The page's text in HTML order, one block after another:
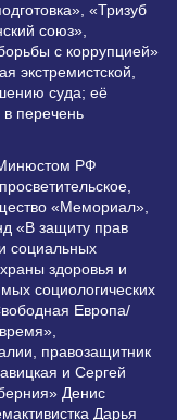
«Тризуб
союз»,
с коррупцией»
экстремистской,
суда; её
перечень
РФ
«Мемориал»,
«В защиту прав
социальных
здоровья и
социологических
Европа/
правозащитник
и Сергей
Денис
Дарья